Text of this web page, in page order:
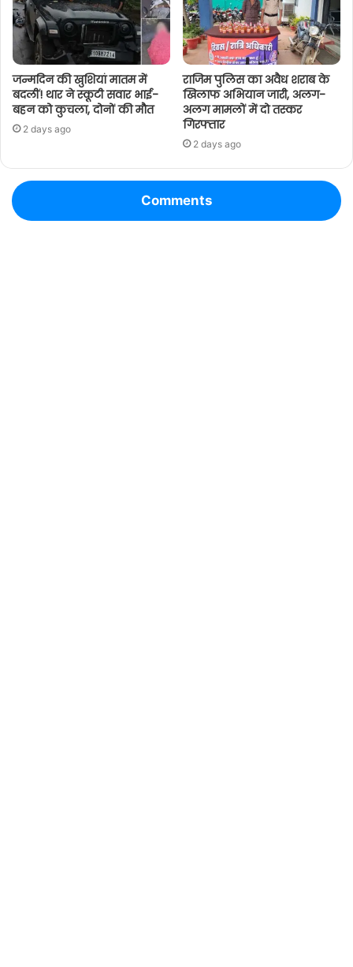
जन्मदिन की खुशियां मातम में
बदलीं! थार ने स्कूटी सवार भाई-
बहन को कुचला, दोनों की मौत
2 days ago
राजिम पुलिस का अवैध शराब के
खिलाफ अभियान जारी, अलग-
अलग मामलों में दो तस्कर
गिरफ्तार
2 days ago
Comments